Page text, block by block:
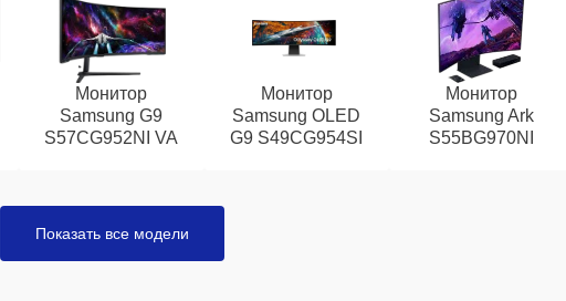
Монитор
Samsung G9
S57CG952NI VA
Монитор
Samsung OLED
G9 S49CG954SI
Монитор
Samsung Ark
S55BG970NI
Показать все модели